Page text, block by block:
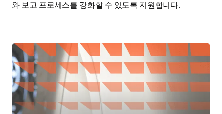
와 보고 프로세스를 강화할 수 있도록 지원합니다.